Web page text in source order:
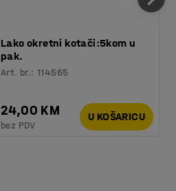
Lako okretni kotači:5kom u
pak.
Art. br.:114565
24,00 KM
bez PDV
U KOŠARICU